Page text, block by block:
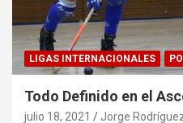
LIGAS INTERNACIONALES
Todo Definido en el
julio 18, 2021 Jorge